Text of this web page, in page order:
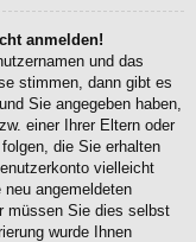
anmelden!
und das
stimmen, dann gibt es
Sie angegeben haben,
einer Ihrer Eltern oder
die Sie erhalten
vielleicht
angemeldeten
müssen Sie dies selbst
wurde Ihnen